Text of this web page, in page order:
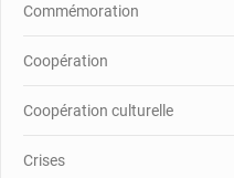
Commémoration
Coopération
Coopération culturelle
Crises